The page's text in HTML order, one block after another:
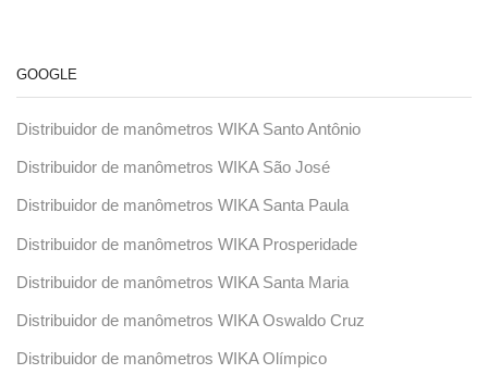
GOOGLE
Distribuidor de manômetros WIKA Santo Antônio
Distribuidor de manômetros WIKA São José
Distribuidor de manômetros WIKA Santa Paula
Distribuidor de manômetros WIKA Prosperidade
Distribuidor de manômetros WIKA Santa Maria
Distribuidor de manômetros WIKA Oswaldo Cruz
Distribuidor de manômetros WIKA Olímpico